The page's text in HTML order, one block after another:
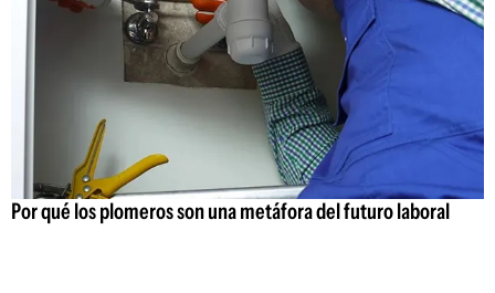
Por qué los plomeros son una metáfora del futuro laboral